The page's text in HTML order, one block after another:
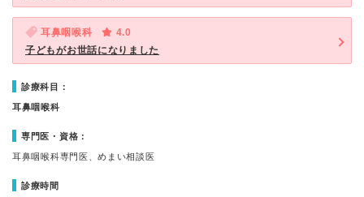
耳鼻咽喉科
4.0
子どもがお世話になりました
診療科目：
耳鼻咽喉科
専門医・資格：
耳鼻咽喉科専門医、めまい相談医
診療時間